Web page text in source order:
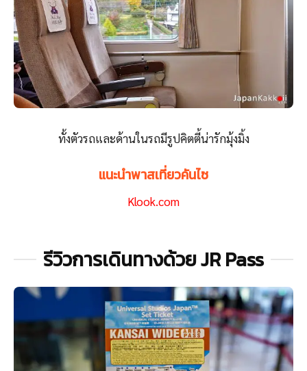
ทั้งตัวรถและด้านในรถมีรูปคิตตี้น่ารักมุ้งมิ้ง
แนะนำพาสเที่ยวคันไซ
Klook.com
รีวิวการเดินทางด้วย JR Pass